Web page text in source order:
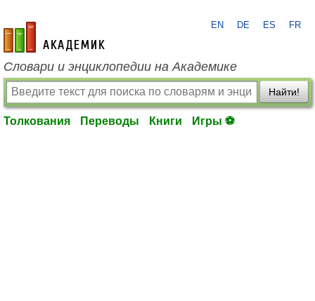
academic.ru
EN DE ES FR
Словари и энциклопедии на Академике
Найти!
Толкования Переводы Книги Игры ⚽